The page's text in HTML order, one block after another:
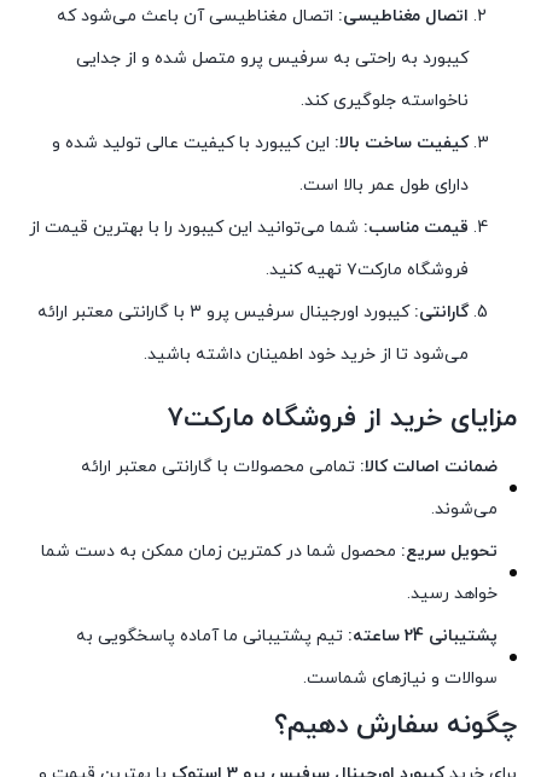
اتصال مغناطیسی: اتصال مغناطیسی آن باعث می‌شود که
کیبورد به راحتی به سرفیس پرو متصل شده و از جدایی
ناخواسته جلوگیری کند.
کیفیت ساخت بالا: این کیبورد با کیفیت عالی تولید شده و
دارای طول عمر بالا است.
قیمت مناسب: شما می‌توانید این کیبورد را با بهترین قیمت از
فروشگاه مارکت۷ تهیه کنید.
گارانتی:
کیبورد اورجینال سرفیس پرو 3 با گارانتی معتبر ارائه
می‌شود تا از خرید خود اطمینان داشته باشید.
مزایای خرید از فروشگاه مارکت۷
ضمانت اصالت کالا: تمامی محصولات با گارانتی معتبر ارائه
می‌شوند.
تحویل سریع: محصول شما در کمترین زمان ممکن به دست شما
خواهد رسید.
پشتیبانی 24 ساعته:
تیم پشتیبانی ما آماده پاسخگویی به
سوالات و نیازهای شماست.
چگونه سفارش دهیم؟